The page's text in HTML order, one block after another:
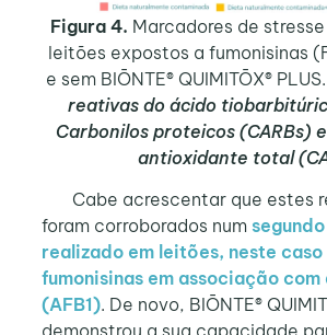
Figura 4. Marcadores de
leitões expostos a fumonisinas
e sem BIŌNTE® QUIMITŌX® PLUS.
reativas do ácido
Carbonilos proteicos (CARBs)
antioxidante total
Cabe acrescentar que estes
foram corroborados num
realizado em leitões, neste
fumonisinasem associação com
(AFB1). De novo, BIŌNTE®